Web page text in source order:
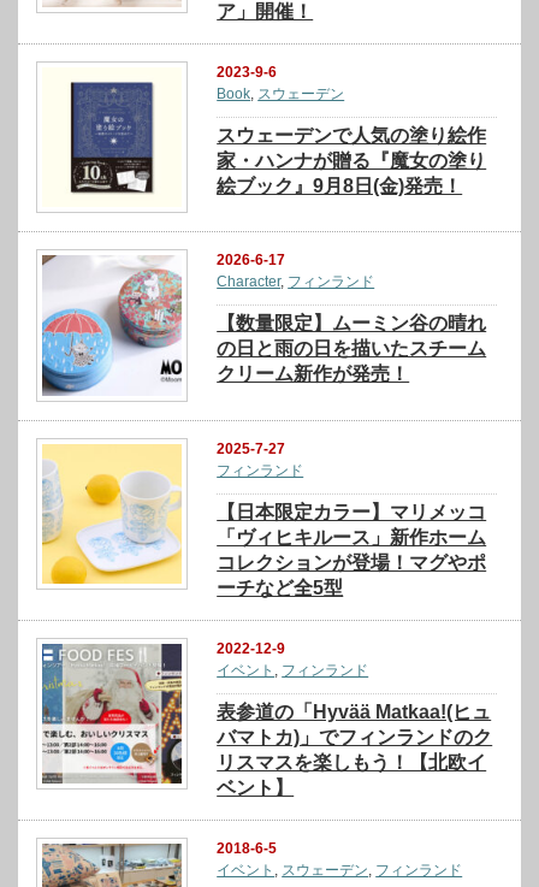
ア」開催！
2023-9-6
Book, スウェーデン
スウェーデンで人気の塗り絵作
家・ハンナが贈る『魔女の塗り
絵ブック』9月8日(金)発売！
2026-6-17
Character, フィンランド
【数量限定】ムーミン谷の晴れ
の日と雨の日を描いたスチーム
クリーム新作が発売！
2025-7-27
フィンランド
【日本限定カラー】マリメッコ
「ヴィヒキルース」新作ホーム
コレクションが登場！マグやポ
ーチなど全5型
2022-12-9
イベント
フィンランド
表参道の「Hyvää Matkaa!(ヒュ
バマトカ)」でフィンランドのク
リスマスを楽しもう！【北欧イ
ベント】
2018-6-5
イベント
スウェーデン フィンランド